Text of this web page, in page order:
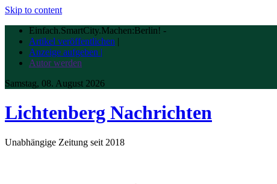
Skip to content
Einfach.SmartCity.Machen:Berlin! -
Artikel veröffentlichen |
Anzeige aufgeben |
Autor werden
Samstag, 08. August 2026
Lichtenberg Nachrichten
Unabhängige Zeitung seit 2018